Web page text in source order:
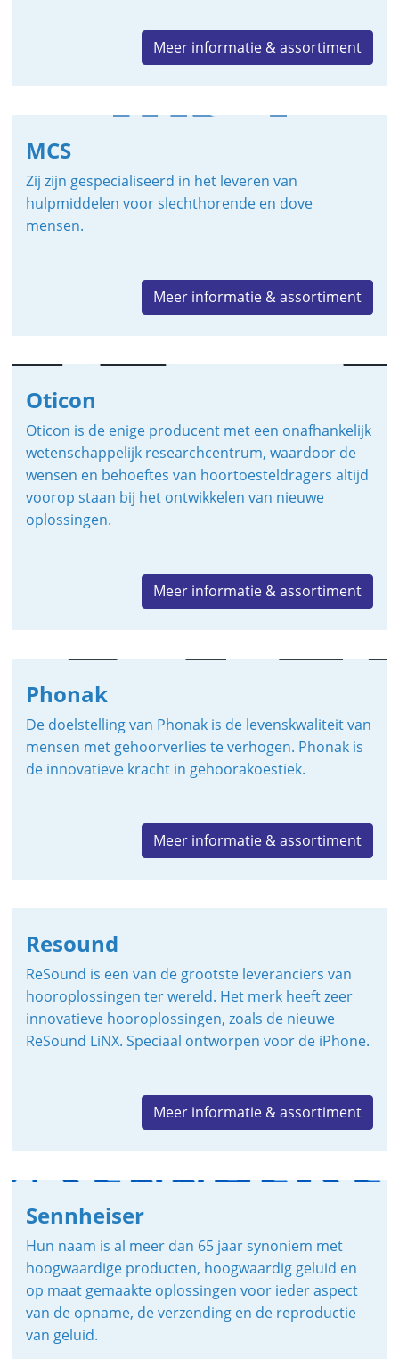
Meer informatie & assortiment
MCS
Zij zijn gespecialiseerd in het leveren van
hulpmiddelen voor slechthorende en dove
mensen.
Meer informatie & assortiment
Oticon
Oticon is de enige producent met een onafhankelijk
wetenschappelijk researchcentrum, waardoor de
wensen en behoeftes van hoortoesteldragers altijd
voorop staan bij het ontwikkelen van nieuwe
oplossingen.
Meer informatie & assortiment
Phonak
De doelstelling van Phonak is de levenskwaliteit van
mensen met gehoorverlies te verhogen. Phonak is
de innovatieve kracht in gehoorakoestiek.
Meer informatie & assortiment
Resound
ReSound is een van de grootste leveranciers van
hooroplossingen ter wereld. Het merk heeft zeer
innovatieve hooroplossingen, zoals de nieuwe
ReSound LiNX. Speciaal ontworpen voor de iPhone.
Meer informatie & assortiment
Sennheiser
Hun naam is al meer dan 65 jaar synoniem met
hoogwaardige producten, hoogwaardig geluid en
op maat gemaakte oplossingen voor ieder aspect
van de opname, de verzending en de reproductie
van geluid.